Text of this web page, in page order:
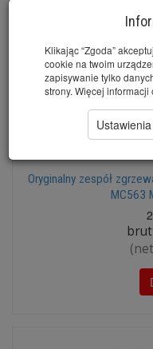
Oryginalny zespół
MC563
Klikając “Zgoda”
cookie na twoim
zapisywanie tylko
strony. Więcej informacji
Ustawienia